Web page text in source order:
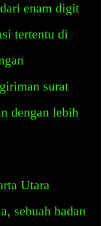
enam digit
tertentu di
surat
dengan lebih
Utara
sebuah badan